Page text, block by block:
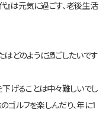
』は元気に過ごす、老後生活
どのように過ごしたいです
げることは中々難しいでし
ゴルフを楽しんだり、年に1